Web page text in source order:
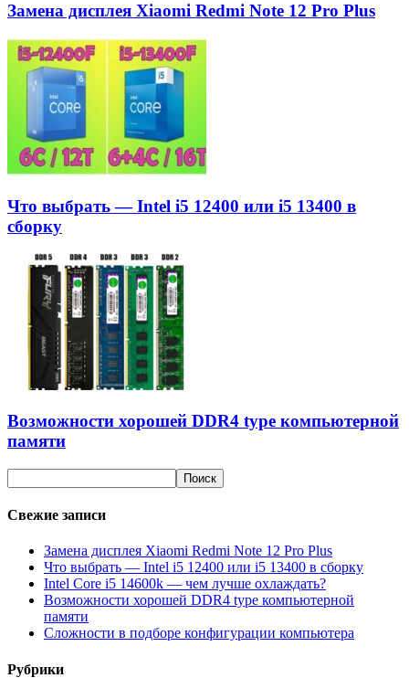
Замена дисплея Xiaomi Redmi Note 12 Pro Plus
Что выбрать — Intel i5 12400 или i5 13400 в
сборку
Возможности хорошей DDR4 type компьютерной
памяти
Свежие записи
Замена дисплея Xiaomi Redmi Note 12 Pro Plus
Что выбрать — Intel i5 12400 или i5 13400 в сборку
Intel Core i5 14600k — чем лучше охлаждать?
Возможности хорошей DDR4 type компьютерной
памяти
Сложности в подборе конфигурации компьютера
Рубрики